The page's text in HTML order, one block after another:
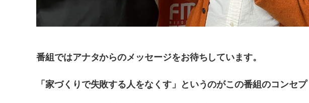
番組ではアナタからのメッセージをお待ちしています。
「家づくりで失敗する人をなくす」というのがこの番組のコンセプ